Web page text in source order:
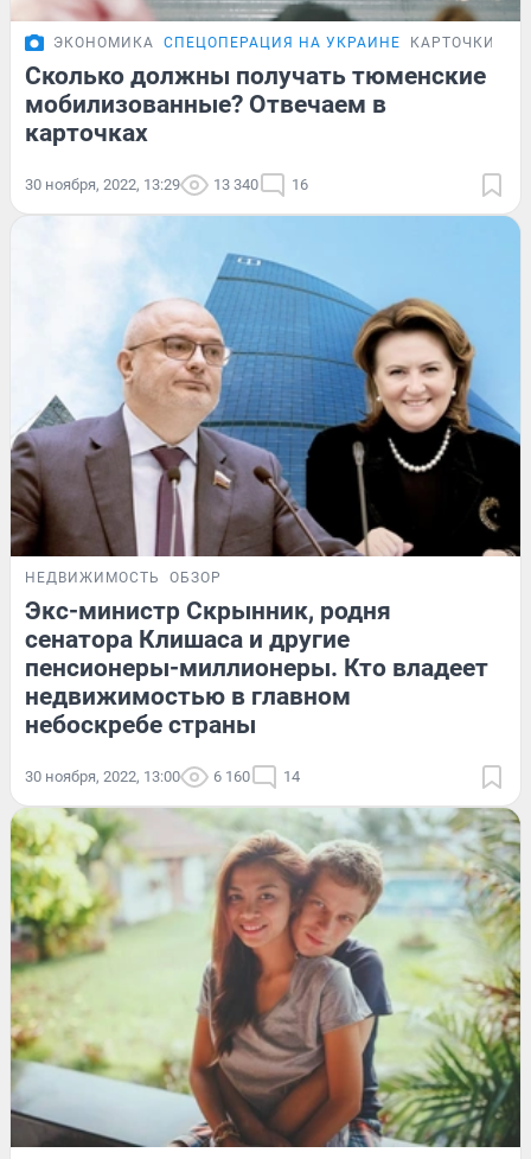
ЭКОНОМИКА СПЕЦОПЕРАЦИЯ НА УКРАИНЕ КАРТОЧКИ
Сколько должны получать тюменские
мобилизованные? Отвечаем в
карточках
30 ноября, 2022, 13:29 13 340 16
НЕДВИЖИМОСТЬ ОБЗОР
Экс-министр Скрынник, родня
сенатора Клишаса и другие
пенсионеры-миллионеры. Кто владеет
недвижимостью в главном
небоскребе страны
30 ноября, 2022, 13:00 6 160 14